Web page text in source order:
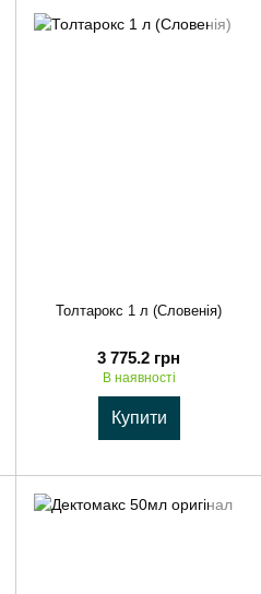
Толтарокс 1 л (Словенія)
3 775.2 грн
В наявності
Купити